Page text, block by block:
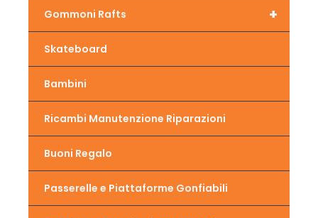
+
Gommoni Rafts
Skateboard
Bambini
Ricambi Manutenzione Riparazioni
Buoni Regalo
Passerelle e Piattaforme Gonfiabili